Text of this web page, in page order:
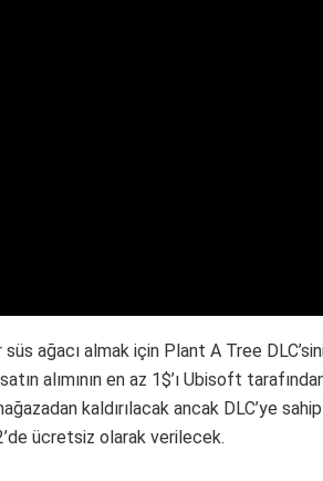
ağacı almak için Plant A Tree
alımının en az 1$’ı Ubisoft
kaldırılacak ancak DLC’ye
ücretsiz olarak verilecek.